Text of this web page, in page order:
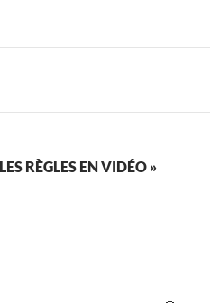
RÈGLES EN VIDÉO »